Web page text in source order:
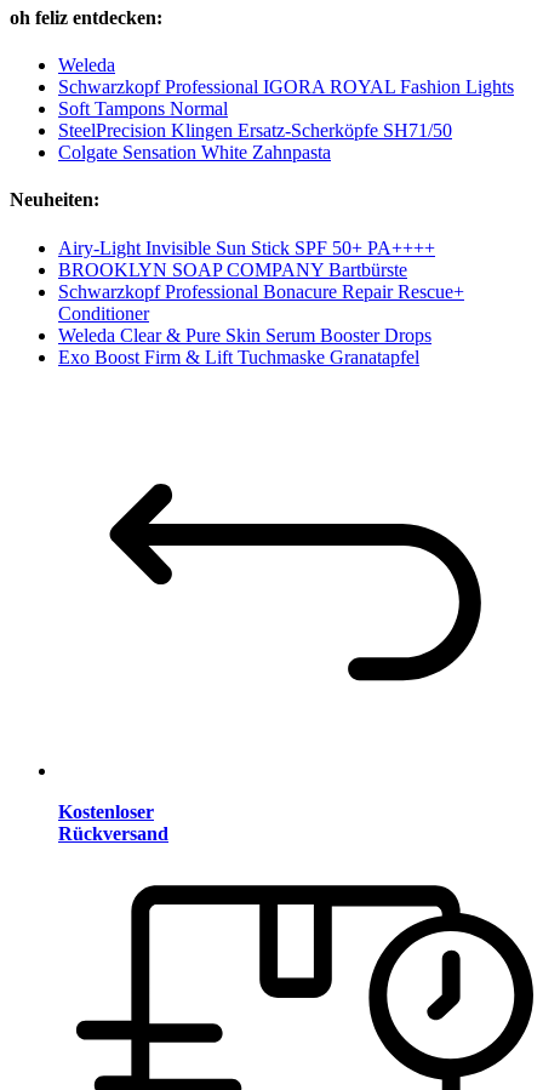
oh feliz entdecken:
Weleda
Schwarzkopf Professional IGORA ROYAL Fashion Lights
Soft Tampons Normal
SteelPrecision Klingen Ersatz-Scherköpfe SH71/50
Colgate Sensation White Zahnpasta
Neuheiten:
Airy-Light Invisible Sun Stick SPF 50+ PA++++
BROOKLYN SOAP COMPANY Bartbürste
Schwarzkopf Professional Bonacure Repair Rescue+
Conditioner
Weleda Clear & Pure Skin Serum Booster Drops
Exo Boost Firm & Lift Tuchmaske Granatapfel
Kostenloser
Rückversand